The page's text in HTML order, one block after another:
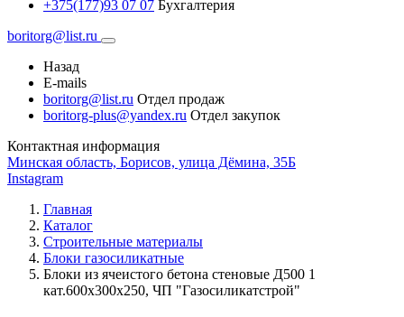
+375(177)93 07 07 Бухгалтерия
boritorg@list.ru
Назад
E-mails
boritorg@list.ru Отдел продаж
boritorg-plus@yandex.ru Отдел закупок
Контактная информация
Минская область, Борисов, улица Дёмина, 35Б
Instagram
Главная
Каталог
Строительные материалы
Блоки газосиликатные
Блоки из ячеистого бетона стеновые Д500 1
кат.600х300х250, ЧП "Газосиликатстрой"